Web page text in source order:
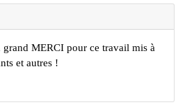
MERCI pour ce travail mis à
et autres !